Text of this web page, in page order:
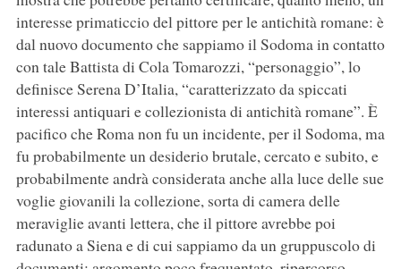
interesse primaticcio del pittore per le antichità romane: è
dal nuovo documento che sappiamo il Sodoma in contatto
con tale Battista di Cola Tomarozzi, “personaggio”, lo
definisce Serena D’Italia, “caratterizzato da spiccati
interessi antiquari e collezionista di antichità romane”. È
pacifico che Roma non fu un incidente, per il Sodoma, ma
fu probabilmente un desiderio brutale, cercato e subito, e
probabilmente andrà considerata anche alla luce delle sue
voglie giovanili la collezione, sorta di camera delle
meraviglie avanti lettera, che il pittore avrebbe poi
radunato a Siena e di cui sappiamo da un gruppuscolo di